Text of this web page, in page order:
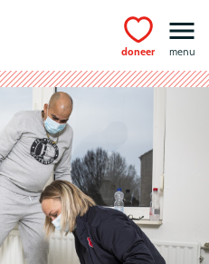
Ga naar hoofdinhoud
doneer menu